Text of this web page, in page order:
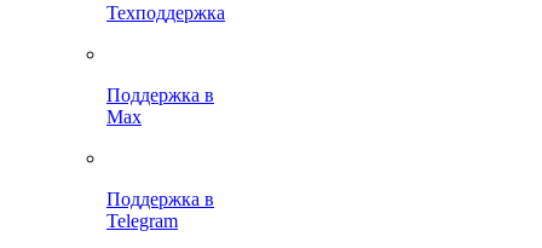
Техподдержка
Поддержка в
Max
Поддержка в
Telegram